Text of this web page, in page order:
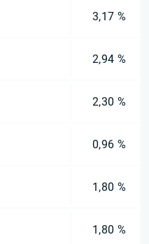
3,17 %
2,94 %
2,30 %
0,96 %
1,80 %
1,80 %